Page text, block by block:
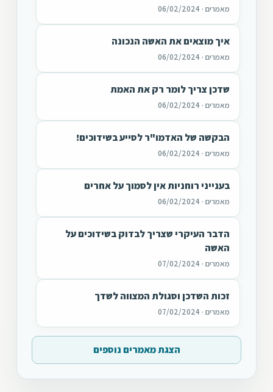
מאמרים · 06/02/2024
איך מוצאים את האשה הנכונה
מאמרים · 06/02/2024
שדכן צריך לומר רק את האמת
מאמרים · 06/02/2024
הבקשה של האדמו"ר לסייע בשידוכים!
מאמרים · 06/02/2024
בענייני רוחניות אין לסמוך על אחרים
מאמרים · 06/02/2024
הדבר העיקרי שצריך לבדוק בשידוכים על
האשה
מאמרים · 07/02/2024
זכות השדכן וסגולת המצווה לשדך
מאמרים · 07/02/2024
הצגת מאמרים נוספים